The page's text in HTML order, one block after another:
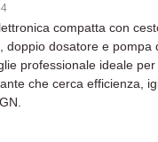
compatta con
doppio dosatore e pompa
professionale ideale
che cerca efficienza,